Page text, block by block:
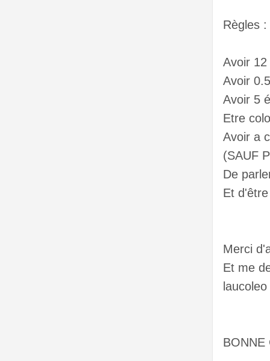
Règles :
Avoir
Avoir
Avoir 5
Etre
Avoir a
(SAUF
De
Et
Merci
Et me
BONNE